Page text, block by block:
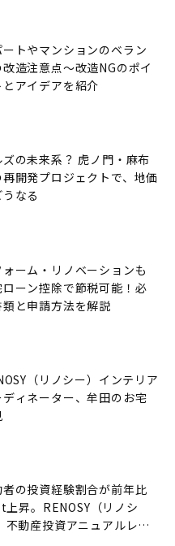
ートやマンションのベラン
改造注意点〜改造NGのポイ
とアイデアを紹介
ズの未来系？ 虎ノ門・麻布
開発プロジェクトで、地価
なる
ォーム・リノベーションも
ローン控除で節税可能！必
類と申請方法を解説
（リノシー）インテリア
ディネーター、牟田のお宅
者の投資経験割合が前年比
昇。RENOSY（リノシ
不動産投資アニュアルレポ